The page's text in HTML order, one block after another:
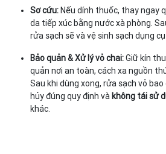
Sơ cứu:Nếu dính thuốc, thay ngay
da tiếp xúc bằng nước xà phòng.
rửa sạch sẽ và vệ sinh sạch dụng cụ
Bảo quản & Xử lý vỏ chai:Giữ kín
quản nơi an toàn, cách xa nguồn
Sau khi dùng xong, rửa sạch vỏ
hủy đúng quy định và không tái sử
khác.